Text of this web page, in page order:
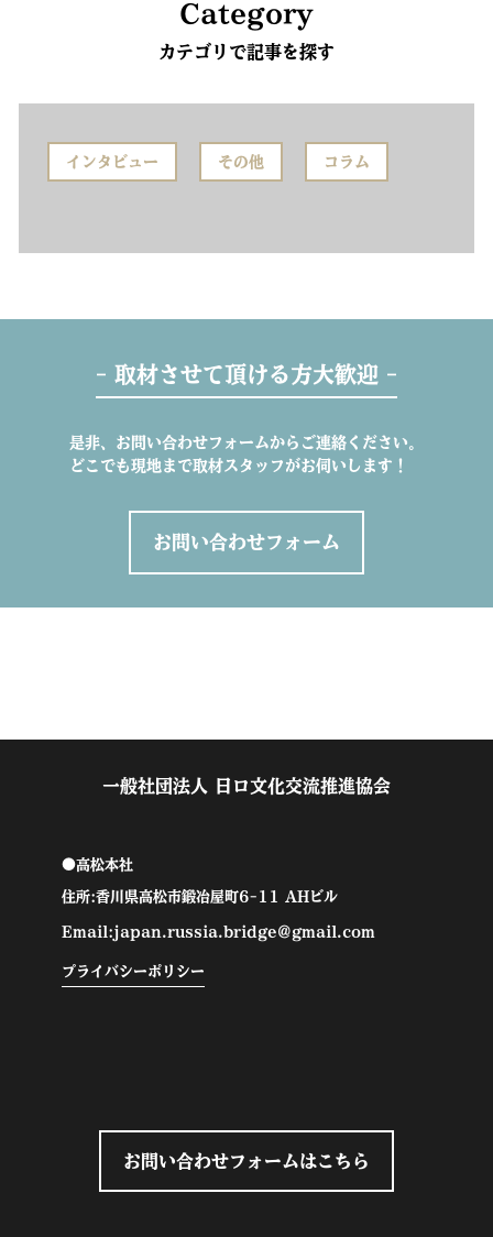
Category
カテゴリで記事を探す
インタビュー その他 コラム
- 取材させて頂ける方大歓迎 -
是非、お問い合わせフォームからご連絡ください。
どこでも現地まで取材スタッフがお伺いします！
お問い合わせフォーム
一般社団法人 日ロ文化交流推進協会
●高松本社
住所:香川県高松市鍛冶屋町6-11 AHビル
Email:japan.russia.bridge@gmail.com
プライバシーポリシー
お問い合わせフォームはこちら